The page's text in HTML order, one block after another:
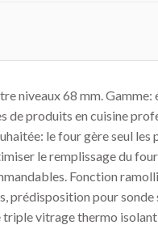
niveaux 68 mm.
produits en cuisine
le four gère seul les
le remplissage du four
Fonction
prédisposition pour sonde
vitrage thermo